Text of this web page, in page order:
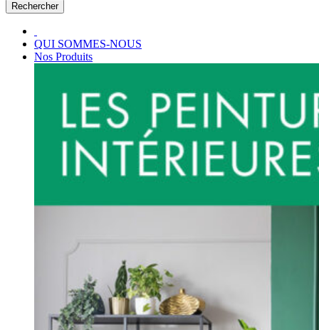
Rechercher
QUI SOMMES-NOUS
Nos Produits